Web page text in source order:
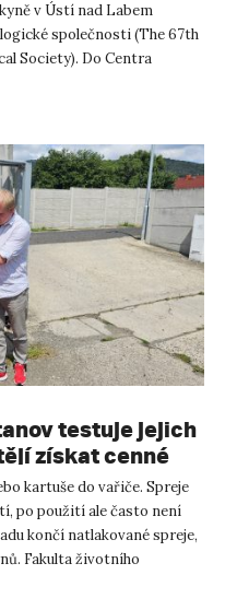
v Ústí nad Labem
společnosti (The 67th
Society). Do Centra
testuje jejich
získat cenné
kartuše do vařiče. Spreje
po použití ale často není
končí natlakované spreje,
Fakulta životního